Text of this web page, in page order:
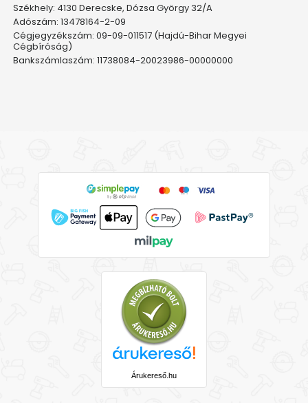
Székhely: 4130 Derecske, Dózsa György 32/A
Adószám: 13478164-2-09
Cégjegyzékszám: 09-09-011517 (Hajdú-Bihar Megyei
Cégbíróság)
Bankszámlaszám: 11738084-20023986-00000000
Árukereső.hu